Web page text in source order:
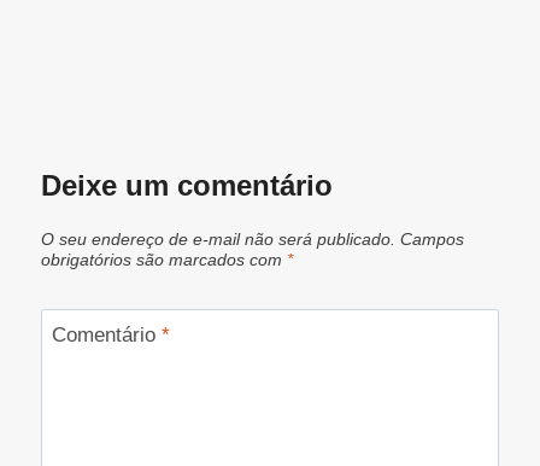
Deixe um comentário
O seu endereço de e-mail não será publicado. Campos
obrigatórios são marcados com *
Comentário *